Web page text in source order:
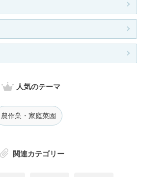
人気のテーマ
農作業・家庭菜園
関連カテゴリー